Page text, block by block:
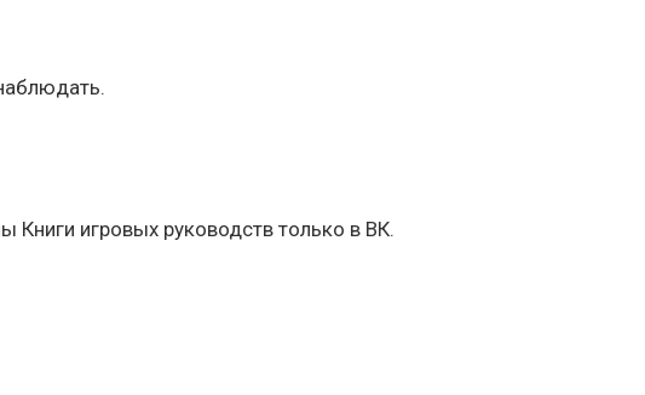
игровых руководств только в ВК.